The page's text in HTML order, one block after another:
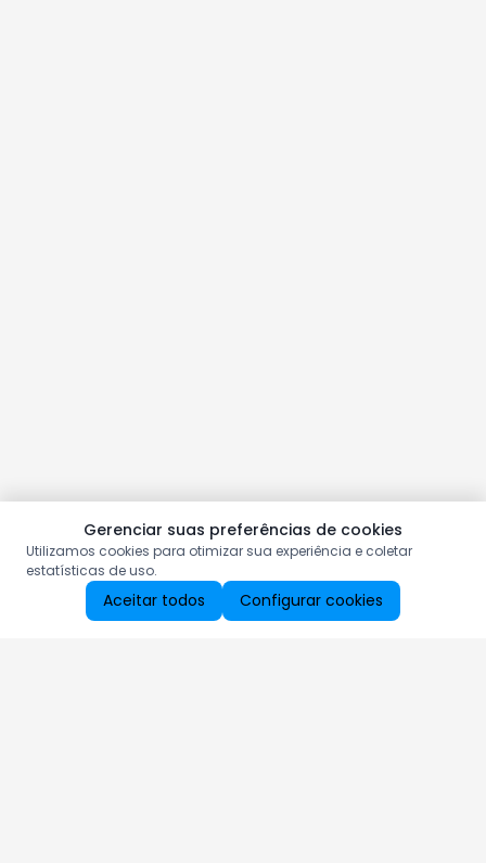
Gerenciar suas preferências de cookies
Utilizamos cookies para otimizar sua experiência e coletar
estatísticas de uso.
Aceitar todos Configurar cookies